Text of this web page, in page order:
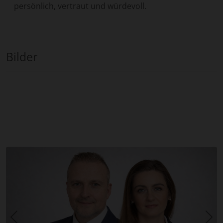
persönlich, vertraut und würdevoll.
Bilder